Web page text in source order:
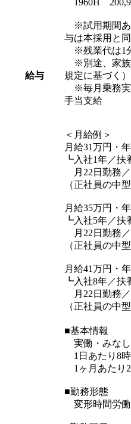
給与
1960H
※試用期間あ
与は本採用と
※残業代は1
※別途、家族
規定に基づく）
※毎月乗務実
手当支給
＜月給例＞
月給31万円・
┗入社1年／扶
月22日勤務／
（正社員の中
月給35万円・
┗入社5年／扶
月22日勤務／
（正社員の中
月給41万円・
┗入社8年／扶
月22日勤務／
（正社員の中
■基本情報
実働・みな
1日あたり8
1ヶ月あたり
■勤務形態
変形時間労働